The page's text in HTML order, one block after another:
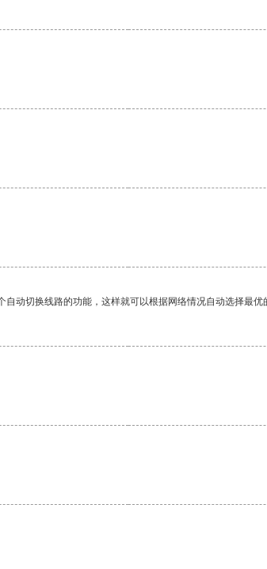
动切换线路的功能，这样就可以根据网络情况自动选择最优